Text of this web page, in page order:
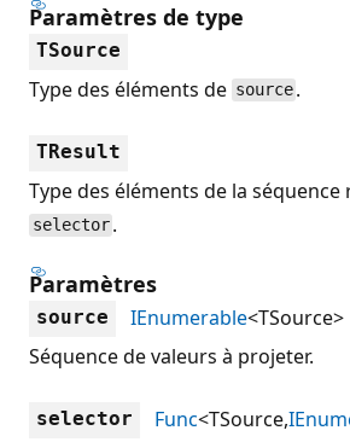
Paramètres de type
TSource
Type des éléments de source .
TResult
Type des éléments de la
selector .
Paramètres
source IEnumerable<TSource>
Séquence de valeurs à projeter.
selector Func<TSource,